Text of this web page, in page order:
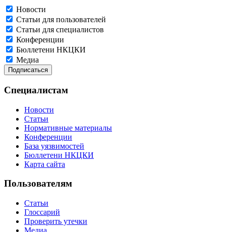
Новости
Статьи для пользователей
Статьи для специалистов
Конференции
Бюллетени НКЦКИ
Медиа
Специалистам
Новости
Статьи
Нормативные материалы
Конференции
База уязвимостей
Бюллетени НКЦКИ
Карта сайта
Пользователям
Статьи
Глоссарий
Проверить утечки
Медиа